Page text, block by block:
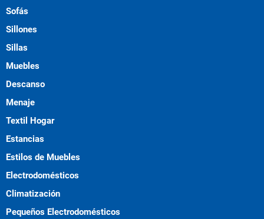
Sofás
Sillones
Sillas
Muebles
Descanso
Menaje
Textil Hogar
Estancias
Estilos de Muebles
Electrodomésticos
Climatización
Pequeños Electrodomésticos